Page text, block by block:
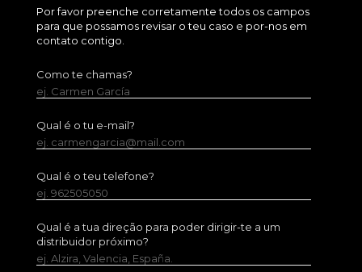
Por favor preenche corretamente todos os campos
para que possamos revisar o teu caso e por-nos em
contato contigo.
Como te chamas?
ej. Carmen García
Qual é o tu e-mail?
ej. carmengarcia@mail.com
Qual é o teu telefone?
ej. 962505050
Qual é a tua direção para poder dirigir-te a um
distribuidor próximo?
ej. Alzira, Valencia, España.